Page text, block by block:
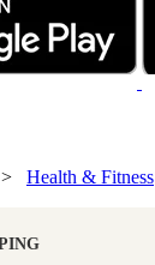
> Health & Fitness